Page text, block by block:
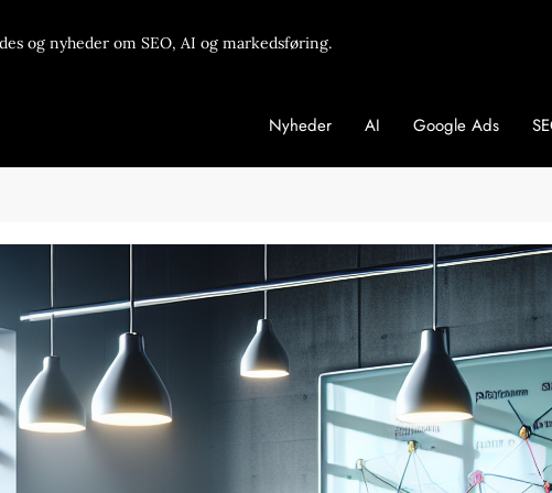
og nyheder om SEO, AI og markedsføring.
Nyheder AI Google Ads